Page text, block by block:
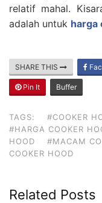
relatif mahal.
adalah untuk harga
SHARE THIS
Pin It Buffer
TAGS: #COOKER
#HARGA COOKER
HOOD
#MACAM
COOKER HOOD
Related Posts